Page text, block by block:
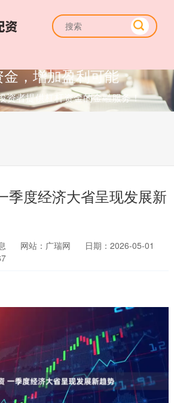
，增加盈利可能
资者提供杠杆资金的金融服务！
季度经济大省呈现发展新
网站：广瑞网
日期：2026-05-01